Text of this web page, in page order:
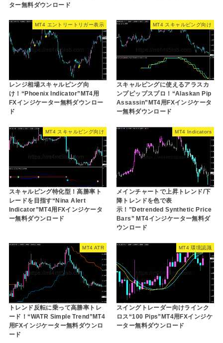
ター無料ダウンロード
MT4 エントリートリガー表示
レンジ相場スキャルピング向
け！“Phoenix Indicator”MT4用
FXインジケーター無料ダウンロー
ド
MT4 スキャルピング向け
スキャルピングに使えるアラスカ
ンプピップスプロ！“Alaskan Pip
Assassin”MT4用FXインジケータ
ー無料ダウンロード
MT4 スキャルピング向け
スキャルピング特化型！高勝率ト
レードを目指す“Nina Alert
Indicator”MT4用FXインジケータ
ー無料ダウンロード
MT4 Indicators
メインチャートで上昇トレンド/下
降トレンドを色で表
示！”Detrended Synthetic Price
Bars” MT4インジケーター無料ダ
ウンロード
MT4 ATR
トレンド反転に乗って高勝率トレ
ード！“WATR Simple Trend”MT4
用FXインジケーター無料ダウンロ
ード
MT4 環境認識
スイングトレーダー向けラインク
ロス“100 Pips”MT4用FXインジケ
ーター無料ダウンロード